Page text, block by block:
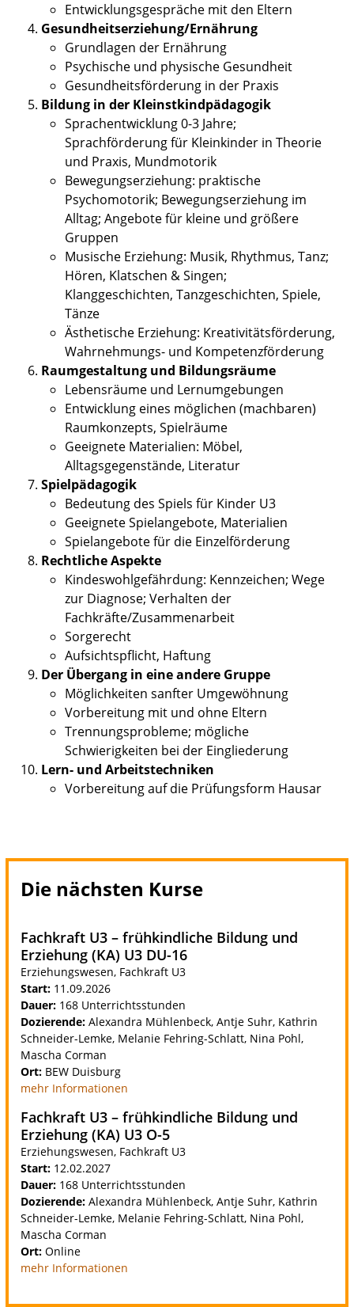
Entwicklungsgespräche mit den Eltern
Gesundheitserziehung/Ernährung
Grundlagen der Ernährung
Psychische und physische Gesundheit
Gesundheitsförderung in der Praxis
Bildung in der Kleinstkindpädagogik
Sprachentwicklung 0-3 Jahre;
Sprachförderung für Kleinkinder in Theorie
und Praxis, Mundmotorik
Bewegungserziehung: praktische
Psychomotorik; Bewegungserziehung im
Alltag; Angebote für kleine und größere
Gruppen
Musische Erziehung: Musik, Rhythmus, Tanz;
Hören, Klatschen & Singen;
Klanggeschichten, Tanzgeschichten, Spiele,
Tänze
Ästhetische Erziehung: Kreativitätsförderung,
Wahrnehmungs- und Kompetenzförderung
Raumgestaltung und Bildungsräume
Lebensräume und Lernumgebungen
Entwicklung eines möglichen (machbaren)
Raumkonzepts, Spielräume
Geeignete Materialien: Möbel,
Alltagsgegenstände, Literatur
Spielpädagogik
Bedeutung des Spiels für Kinder U3
Geeignete Spielangebote, Materialien
Spielangebote für die Einzelförderung
Rechtliche Aspekte
Kindeswohlgefährdung: Kennzeichen; Wege
zur Diagnose; Verhalten der
Fachkräfte/Zusammenarbeit
Sorgerecht
Aufsichtspflicht, Haftung
Der Übergang in eine andere Gruppe
Möglichkeiten sanfter Umgewöhnung
Vorbereitung mit und ohne Eltern
Trennungsprobleme; mögliche
Schwierigkeiten bei der Eingliederung
Lern- und Arbeitstechniken
Vorbereitung auf die Prüfungsform Hausar
Die nächsten Kurse
Fachkraft U3 – frühkindliche Bildung und
Erziehung (KA) U3 DU-16
Erziehungswesen, Fachkraft U3
Start: 11.09.2026
Dauer: 168 Unterrichtsstunden
Dozierende: Alexandra Mühlenbeck, Antje Suhr, Kathrin
Schneider-Lemke, Melanie Fehring-Schlatt, Nina Pohl,
Mascha Corman
Ort: BEW Duisburg
mehr Informationen
Fachkraft U3 – frühkindliche Bildung und
Erziehung (KA) U3 O-5
Erziehungswesen, Fachkraft U3
Start: 12.02.2027
Dauer: 168 Unterrichtsstunden
Dozierende: Alexandra Mühlenbeck, Antje Suhr, Kathrin
Schneider-Lemke, Melanie Fehring-Schlatt, Nina Pohl,
Mascha Corman
Ort: Online
mehr Informationen